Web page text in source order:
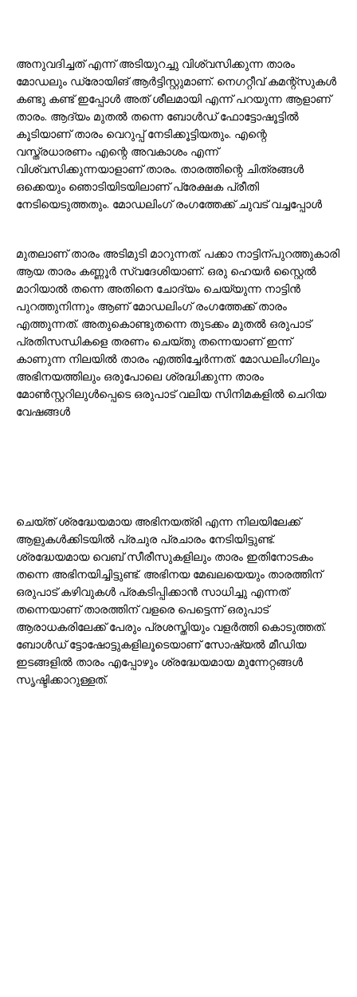
അനുവദിച്ചത് എന്ന് അടിയുറച്ചു വിശ്വസിക്കുന്ന താരം
മോഡലും ഡ്രോയിങ് ആർട്ടിസ്റ്റുമാണ്. നെഗറ്റീവ് കമന്റ്സുകൾ
കണ്ടു കണ്ട് ഇപ്പോൾ അത് ശീലമായി എന്ന് പറയുന്ന ആളാണ്
താരം. ആദ്യം മുതൽ തന്നെ ബോൾഡ് ഫോട്ടോഷൂട്ടിൽ
കൂടിയാണ് താരം വെറുപ്പ് നേടിക്കൂട്ടിയതും. എന്റെ
വസ്ത്രധാരണം എന്റെ അവകാശം എന്ന്
വിശ്വസിക്കുന്നയാളാണ് താരം. താരത്തിന്റെ ചിത്രങ്ങൾ
ഒക്കെയും ഞൊടിയിടയിലാണ് പ്രേക്ഷക പ്രീതി
നേടിയെടുത്തതും. മോഡലിംഗ് രംഗത്തേക്ക് ചുവട് വച്ചപ്പോൾ
മുതലാണ് താരം അടിമുടി മാറുന്നത്. പക്കാ നാട്ടിന്പുറത്തുകാരി
ആയ താരം കണ്ണൂർ സ്വദേശിയാണ്. ഒരു ഹെയർ സ്റ്റൈൽ
മാറിയാൽ തന്നെ അതിനെ ചോദ്യം ചെയ്യുന്ന നാട്ടിൻ
പുറത്തുനിന്നും ആണ് മോഡലിംഗ് രംഗത്തേക്ക് താരം
എത്തുന്നത്. അതുകൊണ്ടുതന്നെ തുടക്കം മുതൽ ഒരുപാട്
പ്രതിസന്ധികളെ തരണം ചെയ്തു തന്നെയാണ് ഇന്ന്
കാണുന്ന നിലയിൽ താരം എത്തിച്ചേർന്നത്. ​മോഡലിംഗിലും
അഭിനയത്തിലും ഒരുപോലെ ശ്രദ്ധിക്കുന്ന താരം
മോൺസ്റ്ററിലുൾപ്പെടെ ഒരുപാട് വലിയ സിനിമകളിൽ ചെറിയ
വേഷങ്ങൾ
ചെയ്ത് ശ്രദ്ധേയമായ അഭിനയത്രി എന്ന നിലയിലേക്ക്
ആളുകൾക്കിടയിൽ പ്രചുര പ്രചാരം നേടിയിട്ടുണ്ട്.
ശ്രദ്ധേയമായ വെബ് സീരീസുകളിലും താരം ഇതിനോടകം
തന്നെ അഭിനയിച്ചിട്ടുണ്ട്. അഭിനയ മേഖലയെയും താരത്തിന്
ഒരുപാട് കഴിവുകൾ പ്രകടിപ്പിക്കാൻ സാധിച്ചു എന്നത്
തന്നെയാണ് താരത്തിന് വളരെ പെട്ടെന്ന് ഒരുപാട്
ആരാധകരിലേക്ക് പേരും പ്രശസ്തിയും വളർത്തി കൊടുത്തത്.
ബോൾഡ് ട്ടോഷോട്ടുകളിലൂടെയാണ് സോഷ്യൽ മീഡിയ
ഇടങ്ങളിൽ താരം എപ്പോഴും ശ്രദ്ധേയമായ മുന്നേറ്റങ്ങൾ
സൃഷ്ടിക്കാറുള്ളത്.